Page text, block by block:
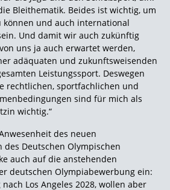
Bleithematik. Beides ist wichtig, um
können und auch international
Und damit wir auch zukünftig
uns ja auch erwartet werden,
adäquaten und zukunftsweisenden
Leistungssport. Deswegen
rechtlichen, sportfachlichen und
sind für mich als
wichtig.“
des neuen
des Deutschen Olympischen
auch auf die anstehenden
deutschen Olympiabewerbung ein:
Los Angeles 2028, wollen aber